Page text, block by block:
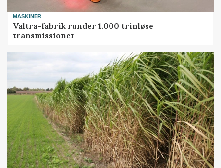
MASKINER
Valtra-fabrik runder 1.000 trinløse
transmissioner